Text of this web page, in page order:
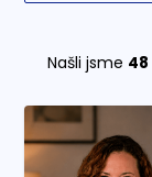
Našli jsme 48